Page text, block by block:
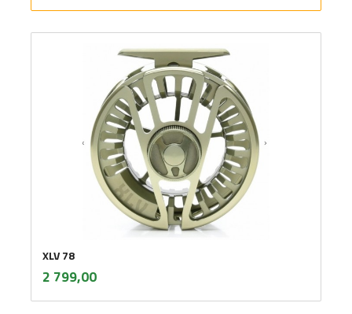
XLV 78
Pris
2 799,00mva.